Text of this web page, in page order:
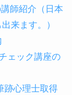
師紹介（日本
来ます。）
ェック講座の
跡心理士取得